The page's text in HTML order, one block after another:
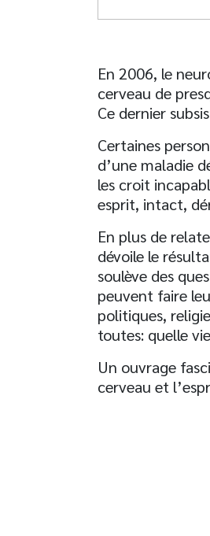
En 2006, le
cerveau de
Ce dernier
Certaines
d’une maladie
les croit
esprit, intact,
En plus de
dévoile le
soulève des
peuvent faire
politiques,
toutes: quelle
Un ouvrage
cerveau et